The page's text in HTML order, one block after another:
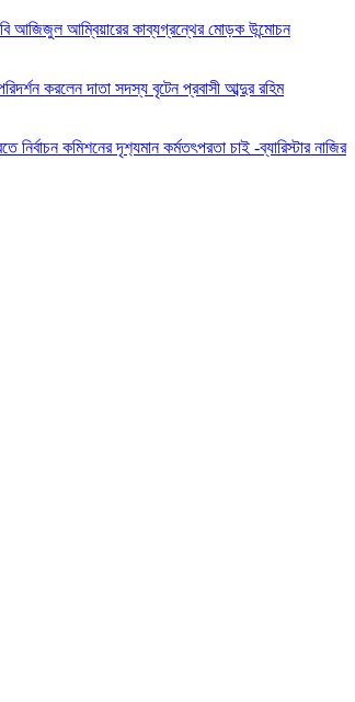
আজিজুল আম্বিয়ারের কাব্যগ্রন্থের মোড়ক উন্মোচন
করলেন দাতা সদস্য বৃটেন প্রবাসী আব্দুর রহিম
নির্বাচন কমিশনের দৃশ‍্যমান কর্মতৎপরতা চাই -ব্যারিস্টার নাজির